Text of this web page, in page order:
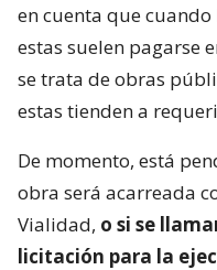
en cuenta que
estas suelen pagarse
se trata de obras
estas tienden a
De momento, está
obra será acarreada
Vialidad, o si se
licitación para la